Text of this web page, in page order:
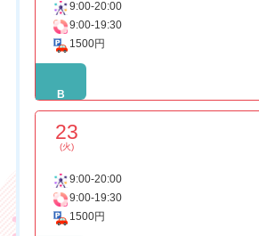
9:00-20:00
9:00-19:30
1500円
B
23
(火)
9:00-20:00
9:00-19:30
1500円